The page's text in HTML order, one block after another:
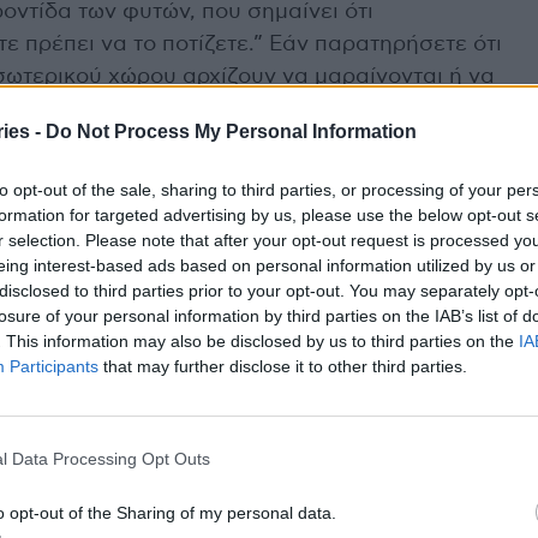
- Do Not Process My Personal Information
opt-out of the sale, sharing to third parties, or processing of your
for targeted advertising by us, please use the below opt-out
selection. Please note that after your opt-out request is processed
interest-based ads based on personal information utilized by us
to third parties prior to your opt-out. You may separately
of your personal information by third parties on the IAB’s list of
This information may also be disclosed by us to third parties on the
Participants that may further disclose it to other third parties.
Data Processing Opt Outs
opt-out of the Sharing of my personal data.
των φυτών, που σημαίνει ότι
πρέπει να το ποτίζετε.” Εάν παρατηρήσετε ότι
χώρου αρχίζουν να μαραίνονται ή να
ζαρώνει, τότε ξέρετε ότι είναι ώρα για νερό,
φυτά εξωτερικού χώρου
τα φυτά εξωτερικού χώρου σας; «Το πρωί
και η χειρότερη ώρα είναι το μεσημέρι όταν ο
«Το πότισμα το πρωί αφήνει χρόνο στο φυτί
σημαντικό, λένε, είναι να φροντίζετε να
ρίζες πίνουν το νερό, επομένως θα στοχεύστε